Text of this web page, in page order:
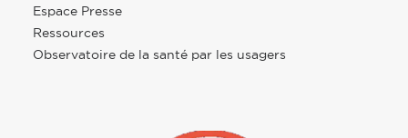
Espace Presse
Ressources
Observatoire de la santé par les usagers